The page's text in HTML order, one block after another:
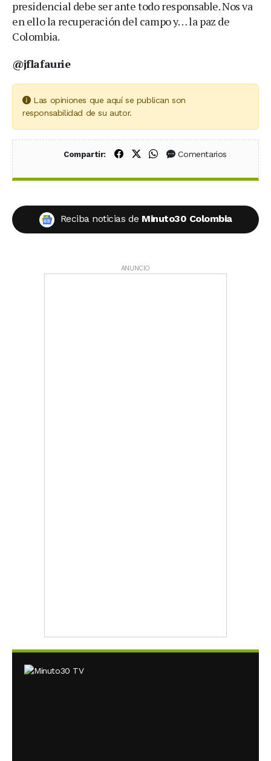
presidencial debe ser ante todo responsable. Nos va
en ello la recuperación del campo y… la paz de
Colombia.
@jflafaurie
Las opiniones que aquí se publican son
responsabilidad de su autor.
Compartir: Compartir en Facebook
Compartir en X (Twitter)
Compartir en WhatsApp
Comentarios
Reciba noticias de Minuto30 Colombia
ANUNCIO